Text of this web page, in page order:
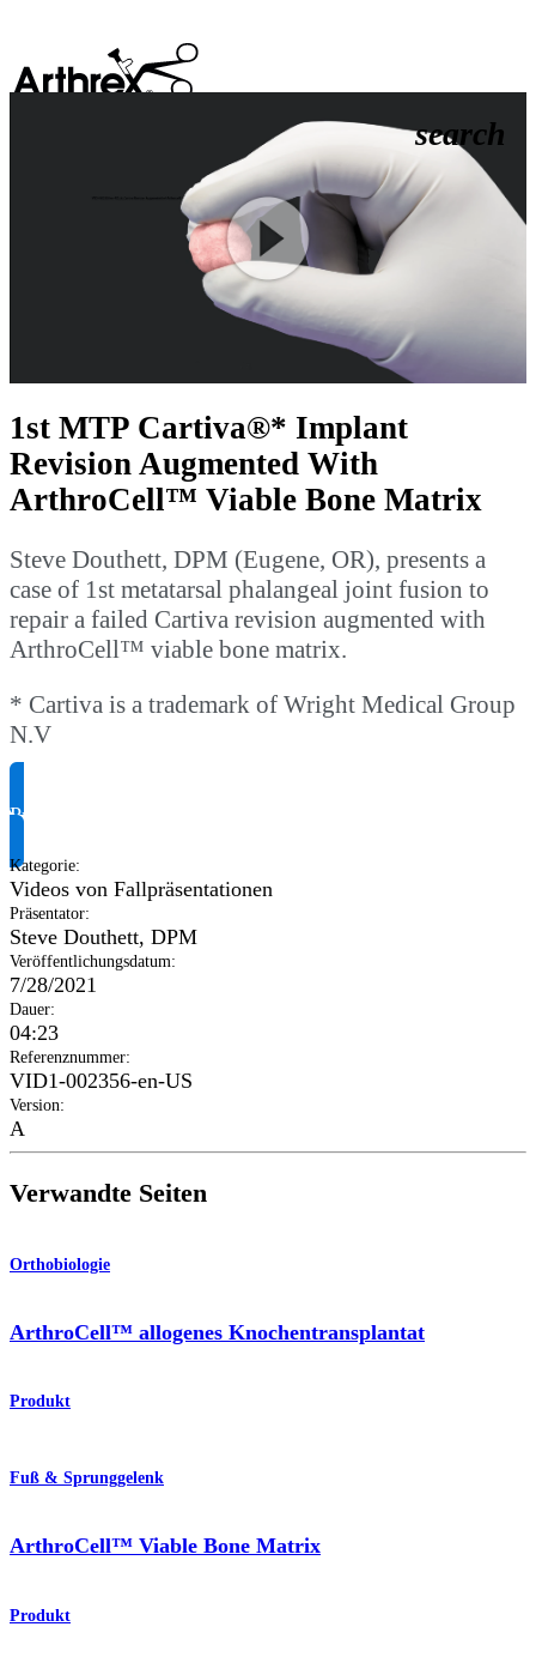
search
Play
Video
1st MTP Cartiva®* Implant
Revision Augmented With
ArthroCell™ Viable Bone Matrix
Steve Douthett, DPM (Eugene, OR), presents a
case of 1st metatarsal phalangeal joint fusion to
repair a failed Cartiva revision augmented with
ArthroCell™ viable bone matrix.
* Cartiva is a trademark of Wright Medical Group
N.V
Produktinformationen anfragen
Kategorie:
Videos von Fallpräsentationen
Präsentator:
Steve Douthett, DPM
Veröffentlichungsdatum:
7/28/2021
Dauer:
04:23
Referenznummer:
VID1-002356-en-US
Version:
A
Verwandte Seiten
Orthobiologie
ArthroCell™ allogenes Knochentransplantat
Produkt
Fuß & Sprunggelenk
ArthroCell™ Viable Bone Matrix
Produkt